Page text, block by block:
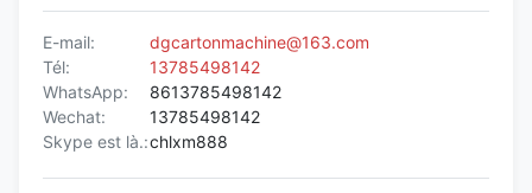
E-mail:
dgcartonmachine@163.com
Tél:
13785498142
WhatsApp:
8613785498142
Wechat:
13785498142
Skype est là.:chlxm888